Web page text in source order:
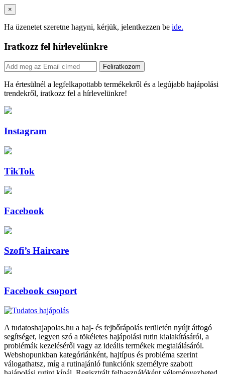
×
Ha üzenetet szeretne hagyni, kérjük, jelentkezzen be ide.
Iratkozz fel hírlevelünkre
Feliratkozom
Ha értesülnél a legfelkapottabb termékekről és a legújabb hajápolási
trendekről, iratkozz fel a hírlevelünkre!
Instagram
TikTok
Facebook
Szofi’s Haircare
Facebook csoport
A tudatoshajapolas.hu a haj- és fejbőrápolás területén nyújt átfogó
segítséget, legyen szó a tökéletes hajápolási rutin kialakításáról, a
problémák kezeléséről vagy az ideális termékek megtalálásáról.
Webshopunkban kategóriánként, hajtípus és probléma szerint
válogathatsz, míg a rutinajánló funkciónk személyre szabott